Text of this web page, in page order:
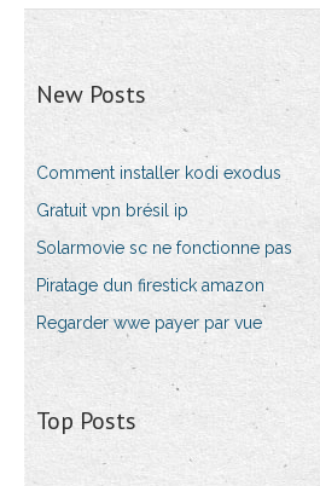
New Posts
Comment installer kodi exodus
Gratuit vpn brésil ip
Solarmovie sc ne fonctionne pas
Piratage dun firestick amazon
Regarder wwe payer par vue
Top Posts